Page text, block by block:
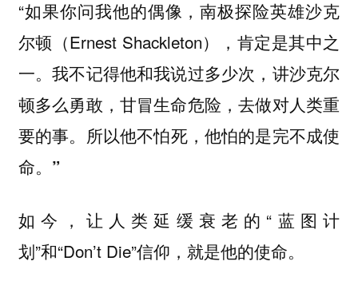
“如果你问我他的偶像，南极探险英雄沙克
尔顿（Ernest Shackleton），肯定是其中之
一。我不记得他和我说过多少次，讲沙克尔
顿多么勇敢，甘冒生命危险，去做对人类重
要的事。 所以他不怕死，他怕的是完不成使
命。”
如今，让人类延缓衰老的“蓝图计
划”和“Don’t Die”信仰，就是他的使命。